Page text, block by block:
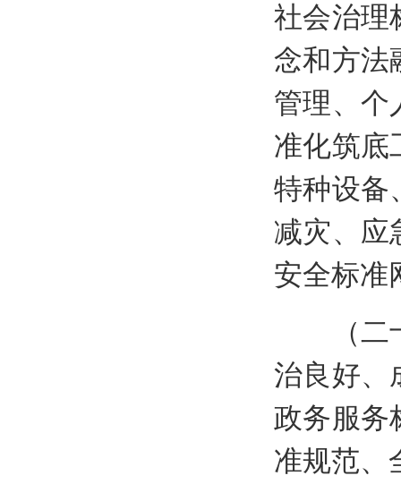
社会治理
念和方法
管理、个
准化筑底
特种设备
减灾、应
安全标准
（二十
治良好、
政务服务
准规范、